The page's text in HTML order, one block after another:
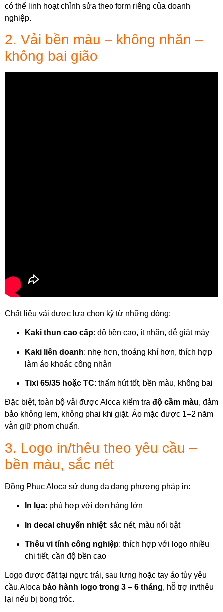
có thể linh hoạt chỉnh sửa theo form riêng của doanh
nghiệp.
2. Vải bền màu – không nhăn –
không bai gião
Chất liệu vải được lựa chọn kỹ từ những dòng:
Kaki thun cao cấp: độ bền cao, ít nhăn, dễ giặt máy
Kaki liên doanh: nhẹ hơn, thoáng khí hơn, thích hợp
làm áo khoác công nhân
Tixi 65/35 hoặc TC: thấm hút tốt, bền màu, không bai
Đặc biệt, toàn bộ vải được Aloca kiểm tra độ cầm màu, đảm
bảo không lem, không phai khi giặt. Áo mặc được 1–2 năm
vẫn giữ phom chuẩn.
3. Logo in/thêu theo yêu cầu –
bền màu, sắc nét
Đồng Phục Aloca sử dụng đa dạng phương pháp in:
In lụa: phù hợp với đơn hàng lớn
In decal chuyển nhiệt: sắc nét, màu nổi bật
Thêu vi tính công nghiệp: thích hợp với logo nhiều
chi tiết, cần độ bền cao
Logo được đặt tại ngực trái, sau lưng hoặc tay áo tùy yêu
cầu.Aloca bảo hành logo trong 3 – 6 tháng, hỗ trợ in/thêu
lại nếu bị bong tróc.